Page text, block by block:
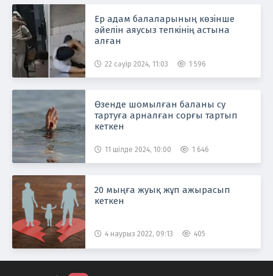
Ер адам балаларының көзінше
әйелін аяусыз тепкінің астына
алған
22 сәуір 2024, 11:03 1 596
Өзенде шомылған баланы су
тартуға арналған сорғы тартып
кеткен
11 шілде 2024, 10:00 1 646
20 мыңға жуық жұп ажырасып
кеткен
4 наурыз 2022, 09:13 405